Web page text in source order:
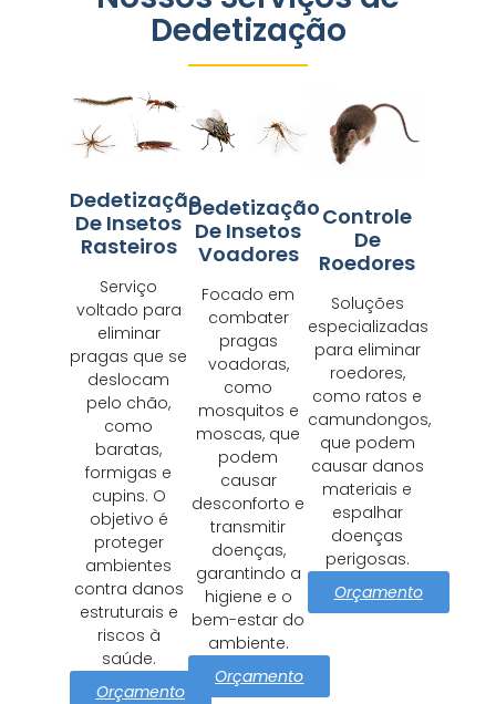
Dedetização
Dedetização
De Insetos
Rasteiros
Serviço
voltado para
eliminar
pragas que se
deslocam
pelo chão,
como
baratas,
formigas e
cupins. O
objetivo é
proteger
ambientes
contra danos
estruturais e
riscos à
saúde.
Orçamento
Dedetização
De Insetos
Voadores
Focado em
combater
pragas
voadoras,
como
mosquitos e
moscas, que
podem
causar
desconforto e
transmitir
doenças,
garantindo a
higiene e o
bem-estar do
ambiente.
Orçamento
Controle
De
Roedores
Soluções
especializadas
para eliminar
roedores,
como ratos e
camundongos,
que podem
causar danos
materiais e
espalhar
doenças
perigosas.
Orçamento